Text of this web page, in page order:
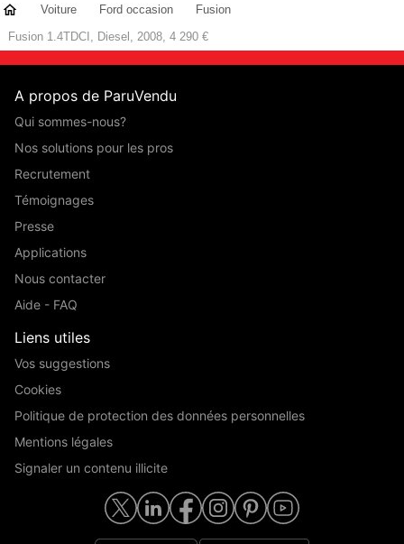
Voiture Ford occasion
Fusion
Fusion 1.4TDCI, Diesel, 2008, 4 290 €
A propos de ParuVendu
Qui sommes-nous?
Nos solutions pour les pros
Recrutement
Témoignages
Presse
Applications
Nous contacter
Aide - FAQ
Liens utiles
Vos suggestions
Cookies
Politique de protection des données personnelles
Mentions légales
Signaler un contenu illicite